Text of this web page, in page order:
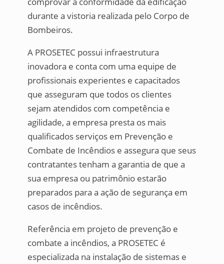
durante a vistoria realizada pelo Corpo de
Bombeiros.
A PROSETEC possui infraestrutura
inovadora e conta com uma equipe de
profissionais experientes e capacitados
que asseguram que todos os clientes
sejam atendidos com competência e
agilidade, a empresa presta os mais
qualificados serviços em Prevenção e
Combate de Incêndios e assegura que seus
contratantes tenham a garantia de que a
sua empresa ou patrimônio estarão
preparados para a ação de segurança em
casos de incêndios.
Referência em projeto de prevenção e
combate a incêndios, a PROSETEC é
especializada na instalação de sistemas e